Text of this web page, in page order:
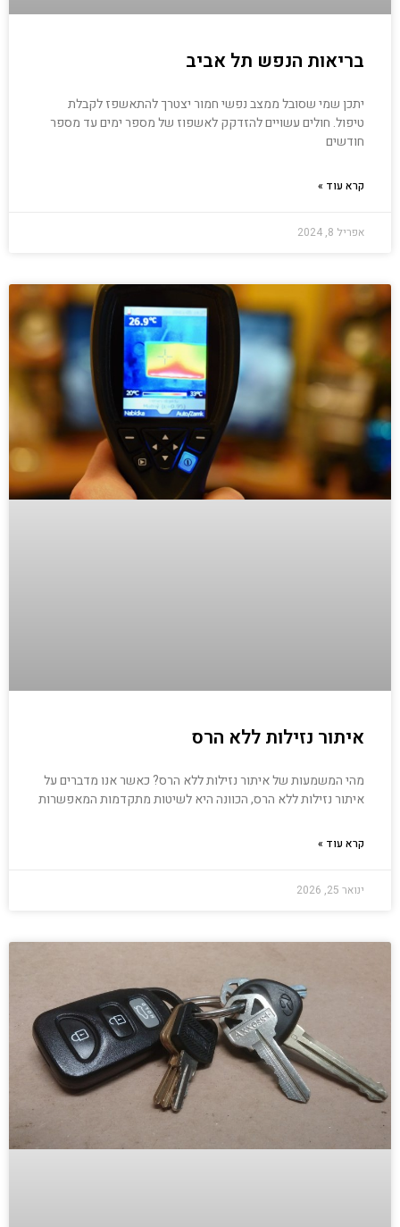
בריאות הנפש תל אביב
יתכן שמי שסובל ממצב נפשי חמור יצטרך להתאשפז לקבלת
טיפול. חולים עשויים להזדקק לאשפוז של מספר ימים עד מספר
חודשים
קרא עוד »
אפריל 8, 2024
איתור נזילות ללא הרס
מהי המשמעות של איתור נזילות ללא הרס? כאשר אנו מדברים על
איתור נזילות ללא הרס, הכוונה היא לשיטות מתקדמות המאפשרות
קרא עוד »
ינואר 25, 2026